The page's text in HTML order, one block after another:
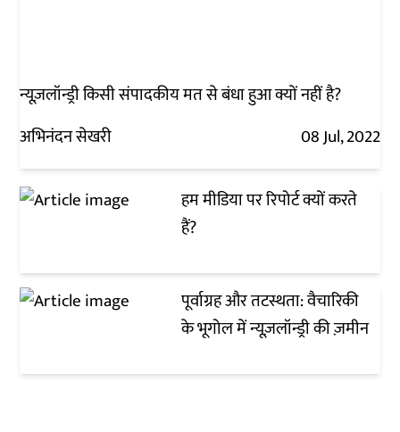
न्यूज़लॉन्ड्री किसी संपादकीय मत से बंधा हुआ क्यों नहीं है?
अभिनंदन सेखरी
08 Jul, 2022
हम मीडिया पर रिपोर्ट क्यों करते
हैं?
पूर्वाग्रह और तटस्थता: वैचारिकी
के भूगोल में न्यूज़लॉन्ड्री की ज़मीन